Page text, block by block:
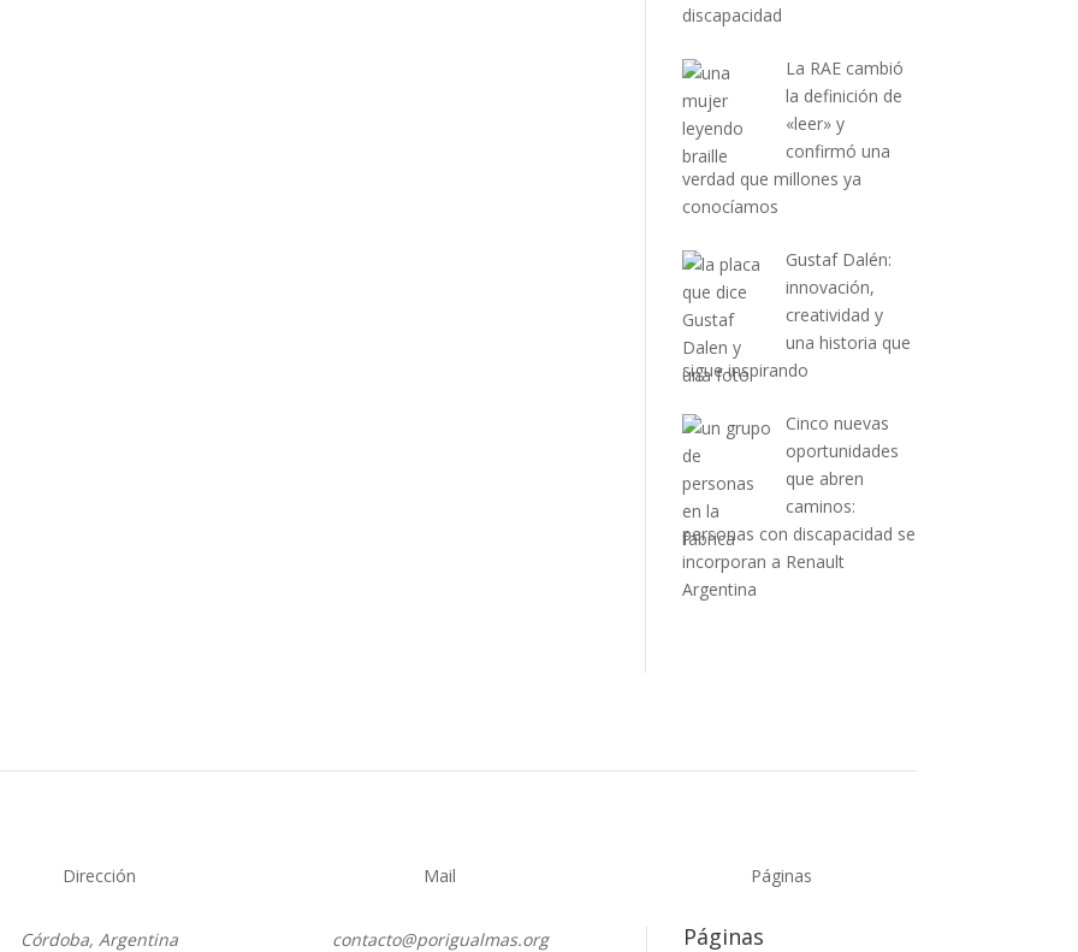
discapacidad
La RAE cambió
la definición de
«leer» y
confirmó una
verdad que millones ya
conocíamos
Gustaf Dalén:
innovación,
creatividad y
una historia que
sigue inspirando
Cinco nuevas
oportunidades
que abren
caminos:
personas con discapacidad se
incorporan a Renault
Argentina
Dirección
Córdoba, Argentina
Mail
contacto@porigualmas.org
Páginas
Páginas